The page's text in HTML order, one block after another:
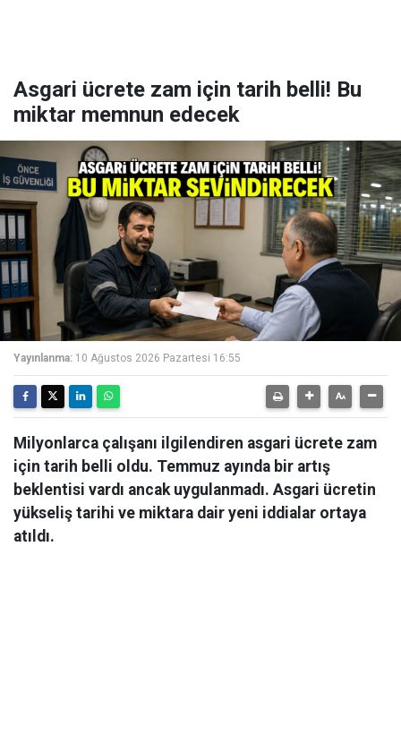
Asgari ücrete zam için tarih belli! Bu
miktar memnun edecek
Yayınlanma: 10 Ağustos 2026 Pazartesi 16:55
Milyonlarca çalışanı ilgilendiren asgari ücrete zam
için tarih belli oldu. Temmuz ayında bir artış
beklentisi vardı ancak uygulanmadı. Asgari ücretin
yükseliş tarihi ve miktara dair yeni iddialar ortaya
atıldı.